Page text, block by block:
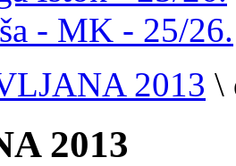
- MK - 25/26.
2013 \
2013